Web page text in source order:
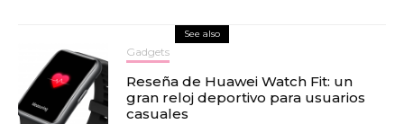
See also
Gadgets
Reseña de Huawei Watch Fit: un
gran reloj deportivo para usuarios
casuales